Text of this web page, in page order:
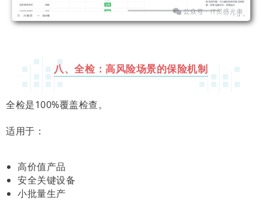
八、全检：高风险场景的保险机制
全检是100%覆盖检查。
适用于：
高价值产品
安全关键设备
小批量生产